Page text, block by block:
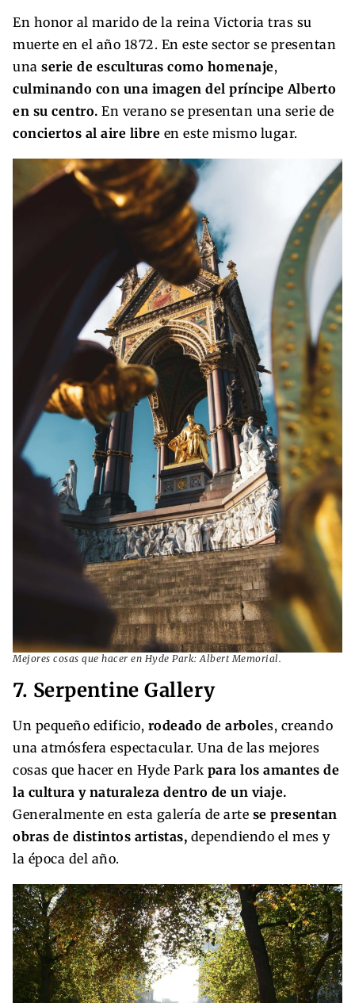
En honor al marido de la reina Victoria tras su
muerte en el año 1872. En este sector se presentan
una serie de esculturas como homenaje,
culminando con una imagen del príncipe Alberto
en su centro. En verano se presentan una serie de
conciertos al aire libre en este mismo lugar.
Mejores cosas que hacer en Hyde Park: Albert Memorial.
7. Serpentine Gallery
Un pequeño edificio, rodeado de arboles, creando
una atmósfera espectacular. Una de las mejores
cosas que hacer en Hyde Park para los amantes de
la cultura y naturaleza dentro de un viaje.
Generalmente en esta galería de arte se presentan
obras de distintos artistas, dependiendo el mes y
la época del año.